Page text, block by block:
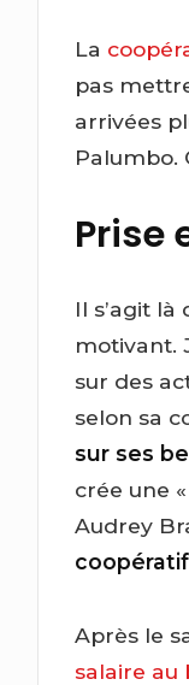
La
pas
arrivées
Palumbo.
Prise
Il s’agit
motivant.
sur des
selon sa
sur ses
crée une «
Audrey
coopératif
Après le
salaire au